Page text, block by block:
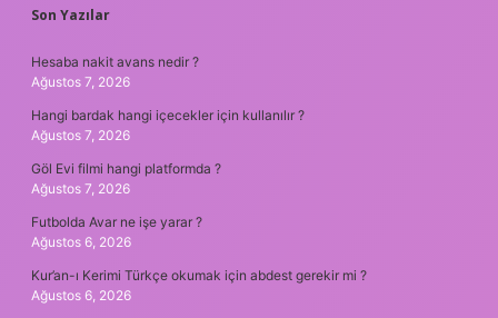
SIDEBAR
Son Yazılar
Hesaba nakit avans nedir ?
Ağustos 7, 2026
Hangi bardak hangi içecekler için kullanılır ?
Ağustos 7, 2026
Göl Evi filmi hangi platformda ?
Ağustos 7, 2026
Futbolda Avar ne işe yarar ?
Ağustos 6, 2026
Kur’an-ı Kerimi Türkçe okumak için abdest gerekir mi ?
Ağustos 6, 2026